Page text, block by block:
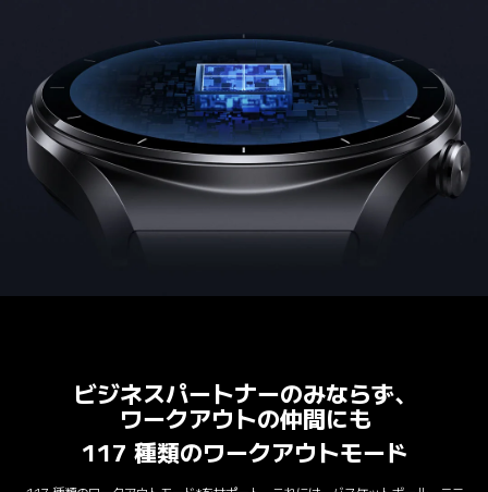
ビジネスパートナーのみならず、
ワークアウトの仲間にも
117 種類のワークアウトモード